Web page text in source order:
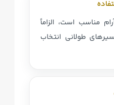
مناسب است، الزاماً
طولانی انتخاب